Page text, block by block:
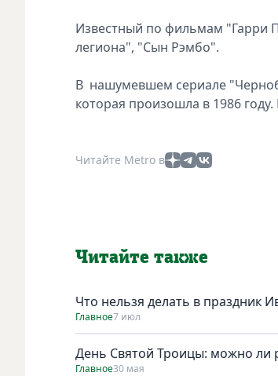
Известный по фильмам "Гарри
легиона", "Сын Рэмбо".
В нашумевшем сериале
которая произошла в 1986
Читайте Metro в
Читайте также
Что нельзя делать в праздник
Главное7 июл
День Святой Троицы: можно ли
Главное30 мая